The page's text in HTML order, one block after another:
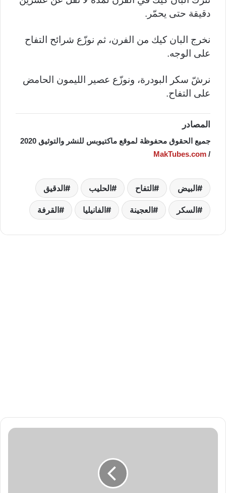
دقيقة حتى يحمّر.
نخرج البان كيك من الفرن، ثم نوزّع شرائح التفاح
على الوجه.
نرشّ سكر البودرة، ونوزّع عصير الليمون الحامض
على التفاح.
المصادر
جميع الحقوق محفوظة لموقع ماكتيوبس للنشر والتوثيق 2020
/
MakTubes.com
البيض التفاح الحليب الدقيق
السكر العجينة الفانيليا القرفة